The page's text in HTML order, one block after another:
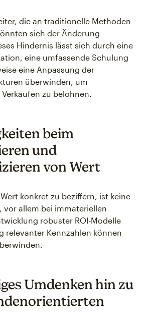
die an traditionelle Methoden
sich der Änderung
Hindernis lässt sich durch eine
eine umfassende Schulung
eine Anpassung der
überwinden, um
zu belohnen.
beim
und
von Wert
konkret zu beziffern, ist keine
vor allem bei immateriellen
robuster ROI-Modelle
relevanter Kennzahlen können
Umdenken hin zu